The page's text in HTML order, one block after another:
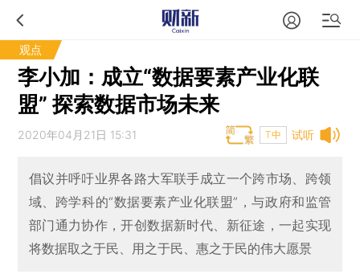
观点
李小加：成立“数据要素产业化联
盟” 探索数据市场未来
试听
2020年04月21日 15:31 T中
倡议并呼吁业界各路大军联手成立一个跨市场、跨领
域、跨学科的“数据要素产业化联盟”，与政府和监管
部门通力协作，开创数据新时代、新征途，一起实现
将数据取之于民、用之于民、惠之于民的伟大愿景